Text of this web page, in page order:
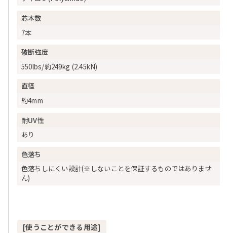
芯本数
7本
破断強度
550lbs/約249kg (2.45kN)
直径
約4mm
耐UV性
あり
色落ち
色落ちしにくい設計(※しないことを保証するものではありませ
ん)
[使うことができる用途]